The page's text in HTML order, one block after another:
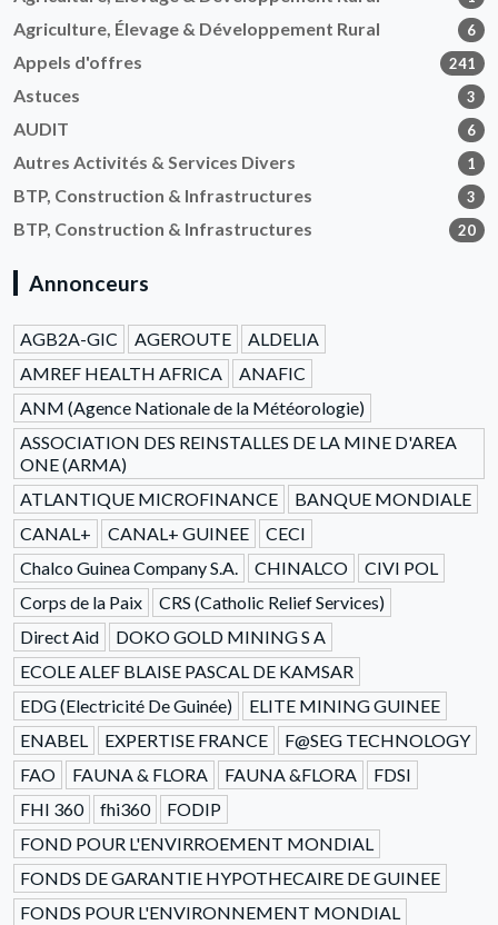
Agriculture, Élevage & Développement Rural 6
Appels d'offres 241
Astuces 3
AUDIT 6
Autres Activités & Services Divers 1
BTP, Construction & Infrastructures 3
BTP, Construction & Infrastructures 20
Annonceurs
AGB2A-GIC AGEROUTE
ALDELIA
AMREF HEALTH AFRICA
ANAFIC
ANM (Agence Nationale de la Météorologie)
ASSOCIATION DES REINSTALLES DE LA MINE D'AREA
ONE (ARMA)
ATLANTIQUE MICROFINANCE
BANQUE MONDIALE
CANAL+
CANAL+ GUINEE
CECI
Chalco Guinea Company S.A.
CHINALCO
CIVI POL
Corps de la Paix
CRS (Catholic Relief Services)
Direct Aid
DOKO GOLD MINING S A
ECOLE ALEF BLAISE PASCAL DE KAMSAR
EDG (Electricité De Guinée)
ELITE MINING GUINEE
ENABEL
EXPERTISE FRANCE
F@SEG TECHNOLOGY
FAO
FAUNA & FLORA FAUNA &FLORA
FDSI
FHI 360
fhi360
FODIP
FOND POUR L'ENVIRROEMENT MONDIAL
FONDS DE GARANTIE HYPOTHECAIRE DE GUINEE
FONDS POUR L'ENVIRONNEMENT MONDIAL